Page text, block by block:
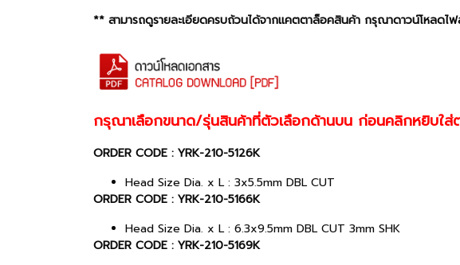
** สามารถดูรายละเอียดครบถ้วนได้จากแคตตาล็อคสินค้า กรุณาดาวน์โหลด
กรุณาเลือกขนาด/รุ่นสินค้าที่ตัวเลือกด้านบน ก่อนคลิกหยิบใส่
ORDER CODE : YRK-210-5126K
Head Size Dia. x L : 3x5.5mm DBL CUT
ORDER CODE : YRK-210-5166K
Head Size Dia. x L : 6.3x9.5mm DBL CUT 3mm SHK
ORDER CODE : YRK-210-5169K